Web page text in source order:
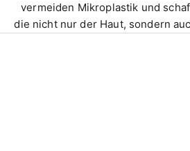
vermeiden Mikroplastik und
die nicht nur der Haut, sondern